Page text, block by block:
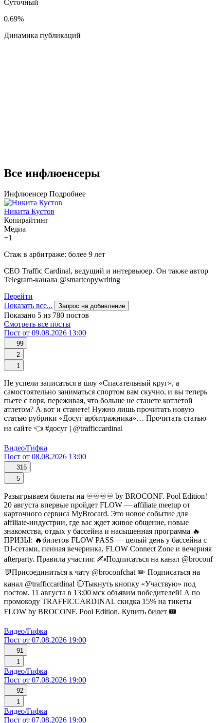
Суточный
0.69%
Динамика публикаций
Все инфлюенсеры
Инфлюенсер Подробнее
Никита Кустов
Копирайтинг
Медиа
+1
Стаж в арбитраже: более 9 лет
CEO Traffic Cardinal, ведущий и интервьюер. Он также автор
Telegram-канала @smartcopywriting
Перейти
Показать все...
Запрос на добавление
Показано 5 из 780 постов
Смотреть все посты
Пост от 09.08.2026 13:00
99
2
1
Не успели записаться в шоу «Спасательный круг», а
самостоятельно заниматься спортом вам скучно, и вы теперь
пьете с горя, переживая, что больше не станете котлетой
атлетом? А вот и станете! Нужно лишь прочитать новую
статью рубрики «Досуг арбитражника»… Прочитать статью
на сайте 👈 #досуг | @trafficcardinal
Видео/Гифка
Пост от 08.08.2026 13:00
315
5
Разыгрываем билеты на ♾️♾️♾️♾️ by BROCONF. Pool Edition!
20 августа впервые пройдет FLOW — affiliate meetup от
карточного сервиса MyBrocard. Это новое событие для
affiliate-индустрии, где вас ждет живое общение, новые
знакомства, отдых у бассейна и насыщенная программа 🔥
ПРИЗЫ: 🔥билетов FLOW PASS — целый день у бассейна с
DJ-сетами, пенная вечеринка, FLOW Connect Zone и вечерняя
afterparty. Правила участия: ✍️Подписаться на канал @broconf
💬Присоединиться к чату @broconfchat ✏️ Подписаться на
канал @trafficcardinal 🔴Тыкнуть кнопку «Участвую» под
постом. 11 августа в 13:00 мск объявим победителей! А по
промокоду TRAFFICCARDINAL скидка 15% на тикеты
FLOW by BROCONF. Pool Edition. Купить билет 🎟️
Видео/Гифка
Пост от 07.08.2026 19:00
91
1
Видео/Гифка
Пост от 07.08.2026 19:00
92
1
Видео/Гифка
Пост от 07.08.2026 19:00